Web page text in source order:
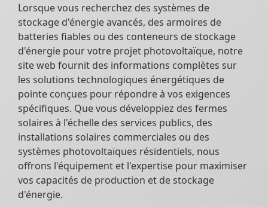
Lorsque vous recherchez des systèmes de
stockage d'énergie avancés, des armoires de
batteries fiables ou des conteneurs de stockage
d'énergie pour votre projet photovoltaïque, notre
site web fournit des informations complètes sur
les solutions technologiques énergétiques de
pointe conçues pour répondre à vos exigences
spécifiques. Que vous développiez des fermes
solaires à l'échelle des services publics, des
installations solaires commerciales ou des
systèmes photovoltaïques résidentiels, nous
offrons l'équipement et l'expertise pour maximiser
vos capacités de production et de stockage
d'énergie.